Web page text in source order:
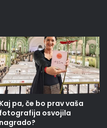
Kaj pa, če bo prav vaša
fotografija osvojila
nagrado?